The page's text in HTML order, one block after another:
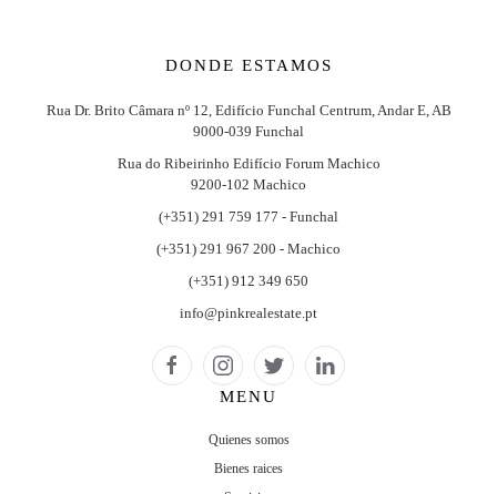
DONDE ESTAMOS
Rua Dr. Brito Câmara nº 12, Edifício Funchal Centrum, Andar E, AB
9000-039 Funchal
Rua do Ribeirinho Edifício Forum Machico
9200-102 Machico
(+351) 291 759 177 - Funchal
(+351) 291 967 200 - Machico
(+351) 912 349 650
info@pinkrealestate.pt
MENU
Quienes somos
Bienes raices